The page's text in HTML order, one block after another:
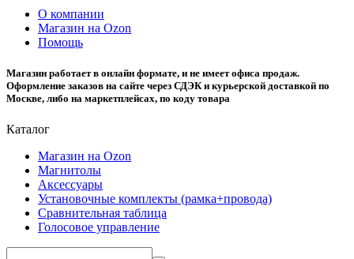
О компании
Магазин на Ozon
Помощь
Магазин работает в онлайн формате, и не имеет офиса продаж.
Оформление заказов на сайте через СДЭК и курьерской доставкой по
Москве, либо на маркетплейсах, по коду товара
Каталог
Магазин на Ozon
Магнитолы
Аксессуары
Установочные комплекты (рамка+провода)
Сравнительная таблица
Голосовое управление